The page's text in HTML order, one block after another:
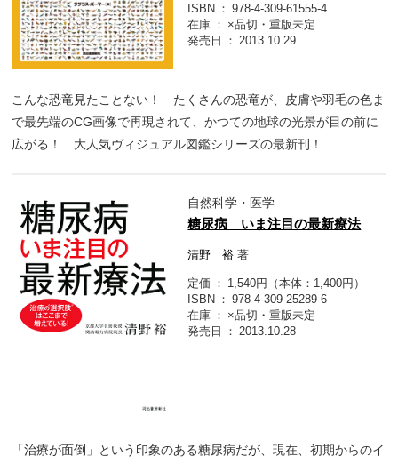
ISBN
978-4-309-61555-4
在庫
×品切・重版未定
発売日
2013.10.29
こんな恐竜見たことない！ たくさんの恐竜が、皮膚や羽毛の色ま
で最先端のCG画像で再現されて、かつての地球の光景が目の前に
広がる！ 大人気ヴィジュアル図鑑シリーズの最新刊！
自然科学・医学
糖尿病 いま注目の最新療法
清野 裕 著
定価
1,540円（本体：1,400円）
ISBN
978-4-309-25289-6
在庫
×品切・重版未定
発売日
2013.10.28
「治療が面倒」という印象のある糖尿病だが、現在、初期からのイ